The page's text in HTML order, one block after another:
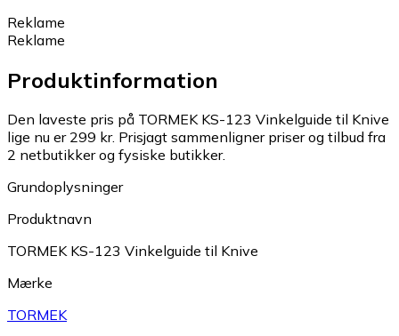
Reklame
Reklame
Produktinformation
Den laveste pris på TORMEK KS-123 Vinkelguide til Knive
lige nu er 299 kr. Prisjagt sammenligner priser og tilbud fra
2 netbutikker og fysiske butikker.
Grundoplysninger
Produktnavn
TORMEK KS-123 Vinkelguide til Knive
Mærke
TORMEK